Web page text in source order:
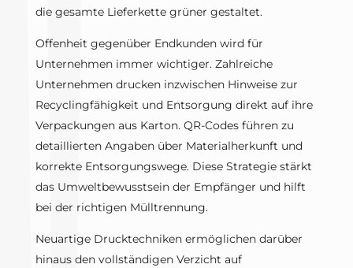
die gesamte Lieferkette grüner gestaltet.
Offenheit gegenüber Endkunden wird für
Unternehmen immer wichtiger. Zahlreiche
Unternehmen drucken inzwischen Hinweise zur
Recyclingfähigkeit und Entsorgung direkt auf ihre
Verpackungen aus Karton. QR-Codes führen zu
detaillierten Angaben über Materialherkunft und
korrekte Entsorgungswege. Diese Strategie stärkt
das Umweltbewusstsein der Empfänger und hilft
bei der richtigen Mülltrennung.
Neuartige Drucktechniken ermöglichen darüber
hinaus den vollständigen Verzicht auf